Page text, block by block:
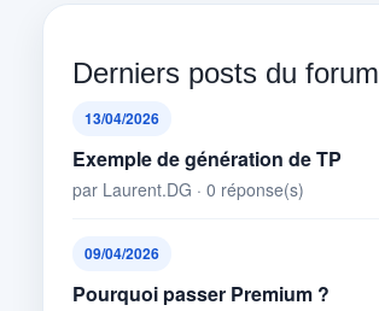
Derniers posts du forum
13/04/2026
Exemple de génération de TP
par Laurent.DG · 0 réponse(s)
09/04/2026
Pourquoi passer Premium ?